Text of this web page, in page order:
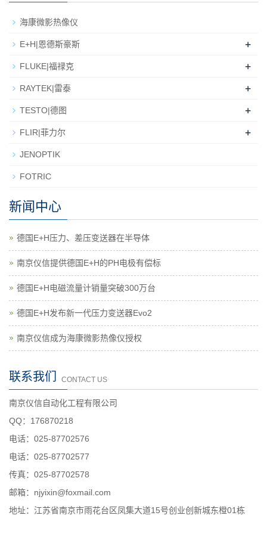
海康微影热像仪
E+H|恩德斯豪斯 +
FLUKE|福禄克 +
RAYTEK|雷泰 +
TESTO|德图 +
FLIR|菲力尔 +
JENOPTIK
FOTRIC
新闻中心
德国E+H压力、差压变送器在半导体
南京仪信提供德国E+H的PH电极有偿标
德国E+H电磁流量计销量突破300万台
德国E+H发布新一代压力变送器Evo2
南京仪信成为海康微影热像仪授权
联系我们 CONTACT US
南京仪信自动化工程有限公司
QQ：176870218
电话：025-87702576
电话：025-87702577
传真：025-87702578
邮箱：njyixin@foxmail.com
地址：江苏省南京市雨花台区凤集大道15号创业创新城东橙01栋